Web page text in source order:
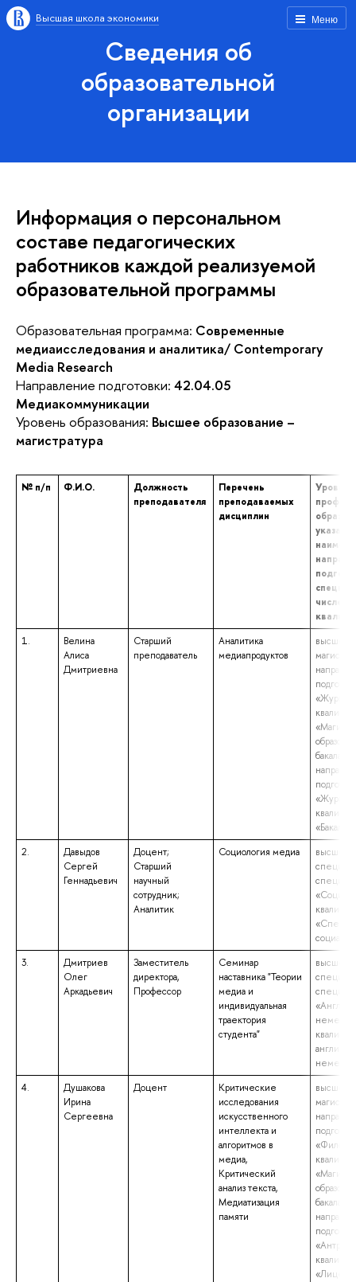
Меню
Высшая школа экономики
Сведения об
образовательной
организации
Информация о персональном
составе педагогических
работников каждой реализуемой
образовательной программы
Образовательная программа: Современные
медиаисследования и аналитика/ Contemporary
Media Research
Направление подготовки: 42.04.05
Медиакоммуникации
Уровень образования: Высшее образование –
магистратура
№ п/п Ф.И.О.
Должность
преподавателя
Перечень
преподаваемых
дисциплин
числе
1.
Велина
Алиса
Дмитриевна
Старший
преподаватель
Аналитика
медиапродуктов
высшее
2.
Давыдов
Сергей
Геннадьевич
Доцент;
Старший
научный
сотрудник;
Аналитик
Социология медиа
высшее
3.
Дмитриев
Олег
Аркадьевич
Заместитель
директора,
Профессор
Семинар
наставника "Теории
медиа и
индивидуальная
траектория
студента"
высшее
4.
Душакова
Ирина
Сергеевна
Доцент
Критические
исследования
искусственного
интеллекта и
алгоритмов в
медиа,
Критический
анализ текста,
Медиатизация
памяти
высшее